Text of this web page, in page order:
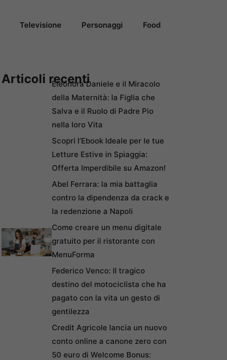
Televisione Personaggi Food
Articoli recentiEleonora Daniele e il Miracolo
della Maternità: la Figlia che
Salva e il Ruolo di Padre Pio
nella loro Vita
Scopri l’Ebook Ideale per le tue
Letture Estive in Spiaggia:
Offerta Imperdibile su Amazon!
Abel Ferrara: la mia battaglia
contro la dipendenza da crack e
la redenzione a Napoli
Come creare un menu digitale
gratuito per il ristorante con
MenuForma
Federico Venco: Il tragico
destino del motociclista che ha
pagato con la vita un gesto di
gentilezza
Credit Agricole lancia un nuovo
conto online a canone zero con
50 euro di Welcome Bonus: